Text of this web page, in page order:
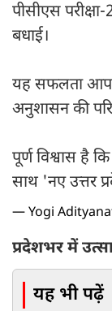
पीसीएस
बधाई।
यह सफलता
अनुशासन की
पूर्ण विश्वास है
साथ 'नए उत्तर
— Yogi
प्रदेशभर में
यह भी पढ़ें